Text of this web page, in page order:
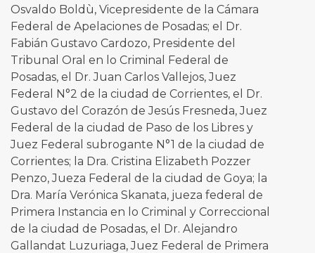
Osvaldo Boldù, Vicepresidente de la Cámara
Federal de Apelaciones de Posadas; el Dr.
Fabián Gustavo Cardozo, Presidente del
Tribunal Oral en lo Criminal Federal de
Posadas, el Dr. Juan Carlos Vallejos, Juez
Federal N°2 de la ciudad de Corrientes, el Dr.
Gustavo del Corazón de Jesús Fresneda, Juez
Federal de la ciudad de Paso de los Libres y
Juez Federal subrogante N°1 de la ciudad de
Corrientes; la Dra. Cristina Elizabeth Pozzer
Penzo, Jueza Federal de la ciudad de Goya; la
Dra. María Verónica Skanata, jueza federal de
Primera Instancia en lo Criminal y Correccional
de la ciudad de Posadas, el Dr. Alejandro
Gallandat Luzuriaga, Juez Federal de Primera